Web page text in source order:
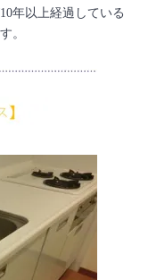
年以上経過している
。